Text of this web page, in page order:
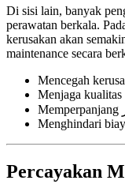
Di sisi lain, banyak
perawatan berkala.
kerusakan akan
maintenance secara
Mencegah
Menjaga kualitas
Menghindari
Percayakan